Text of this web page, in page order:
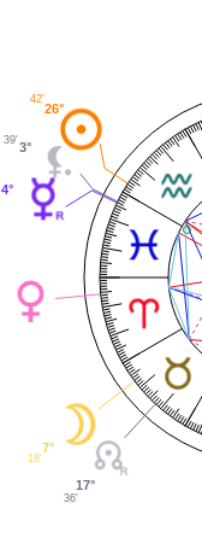
26°
42'
3°
39'
4°
7°
18'
17°
36'